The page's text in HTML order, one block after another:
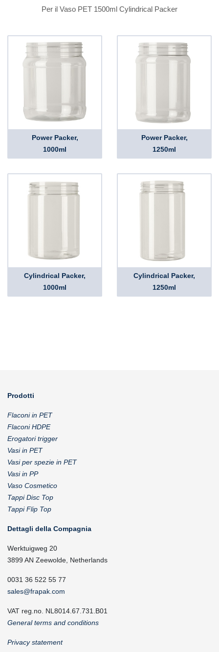
Per il Vaso PET 1500ml Cylindrical Packer
Power Packer,
1000ml
Power Packer,
1250ml
Cylindrical Packer,
1000ml
Cylindrical Packer,
1250ml
Prodotti
Flaconi in PET
Flaconi HDPE
Erogatori trigger
Vasi in PET
Vasi per spezie in PET
Vasi in PP
Vaso Cosmetico
Tappi Disc Top
Tappi Flip Top
Dettagli della Compagnia
Werktuigweg 20
3899 AN Zeewolde, Netherlands
0031 36 522 55 77
sales@frapak.com
VAT reg.no. NL8014.67.731.B01
General terms and conditions
Privacy statement